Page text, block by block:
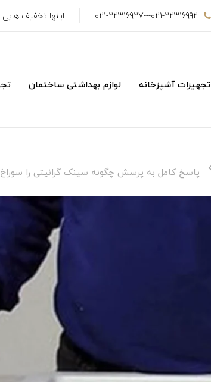
021-22316992---021-22316927 اینها تخفیف
تجهیزات آشپزخانه لوازم بهداشتی ساختمان
پاسخ کامل به پرسش چگونه سینک گرانیتی را